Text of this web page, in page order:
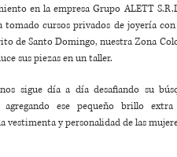
en la empresa Grupo ALETT
tomado cursos privados de joyería
de Santo Domingo, nuestra Zona
sus piezas en un taller.
sigue día a día desafiando su
agregando ese pequeño brillo
vestimenta y personalidad de las